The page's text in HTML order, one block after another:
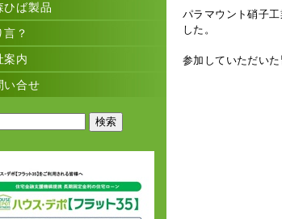
ひば製品
言？
案内
い合せ
パラマウント硝子
した。
参加していただいた